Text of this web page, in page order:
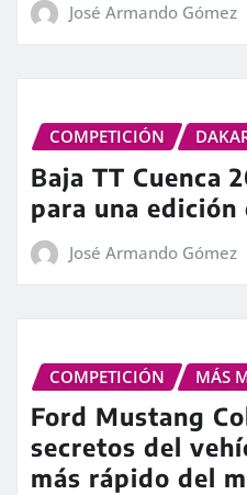
José Armando Gómez
COMPETICIÓN
Baja TT Cuenca
para una edición
José Armando Gómez
COMPETICIÓN MÁS
Ford Mustang
secretos del
más rápido del